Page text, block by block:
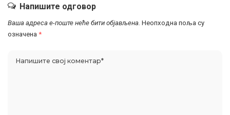
Напишите одговор
Ваша адреса е-поште неће бити објављена. Неопходна поља су
означена *